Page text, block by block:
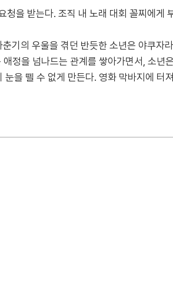
을 받는다. 조직 내 노래 대회 꼴찌에게
기의 우울을 겪던 반듯한 소년은 야쿠자
정을 넘나드는 관계를 쌓아가면서, 소
을 뗄 수 없게 만든다. 영화 막바지에